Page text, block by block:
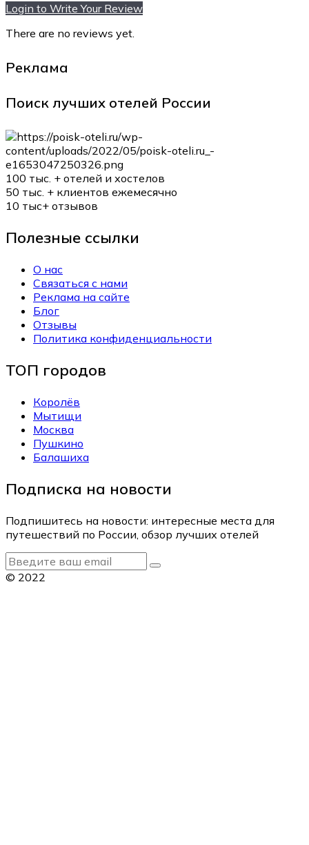
Login to Write Your Review
There are no reviews yet.
Реклама
Поиск лучших отелей России
100 тыс. + отелей и хостелов
50 тыс. + клиентов ежемесячно
10 тыс+ отзывов
Полезные ссылки
О нас
Связаться с нами
Реклама на сайте
Блог
Отзывы
Политика конфиденциальности
ТОП городов
Королёв
Мытищи
Москва
Пушкино
Балашиха
Подписка на новости
Подпишитесь на новости: интересные места для
путешествий по России, обзор лучших отелей
© 2022